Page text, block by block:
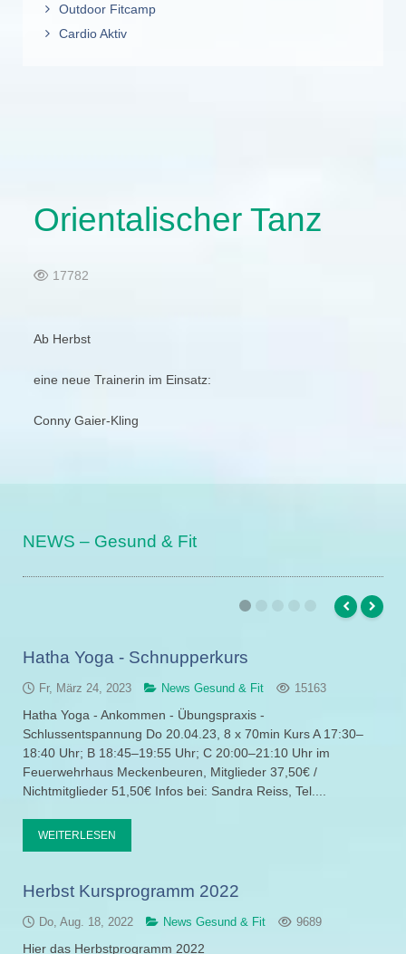
Outdoor Fitcamp
Cardio Aktiv
Orientalischer Tanz
17782
Ab Herbst
eine neue Trainerin im Einsatz:
Conny Gaier-Kling
NEWS – Gesund & Fit
Hatha Yoga - Schnupperkurs
Fr, März 24, 2023 News Gesund & Fit 15163
Hatha Yoga - Ankommen - Übungspraxis -
Schlussentspannung Do 20.04.23, 8 x 70min Kurs A 17:30–
18:40 Uhr; B 18:45–19:55 Uhr; C 20:00–21:10 Uhr im
Feuerwehrhaus Meckenbeuren, Mitglieder 37,50€ /
Nichtmitglieder 51,50€ Infos bei: Sandra Reiss, Tel....
WEITERLESEN
Herbst Kursprogramm 2022
Do, Aug. 18, 2022 News Gesund & Fit 9689
Hier das Herbstprogramm 2022